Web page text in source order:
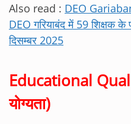
Also read : DEO
DEO गरियाबंद में 59 शिक्षक के
दिसम्बर 2025
Educational
योग्यता)